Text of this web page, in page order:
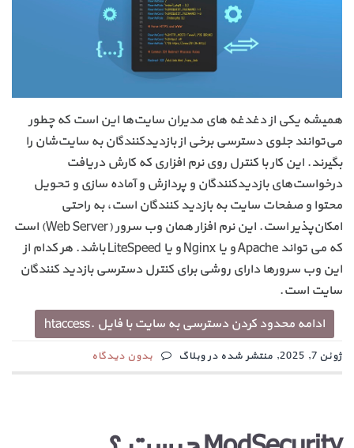
همیشه یکی از دغدغه های مدیران سایت‌ها این است که چطور
می‌توانند جلوی دسترسی برخی از بازدیدکنندگان به سایت‌شان را
بگیرند. این کار با کنترل روی نرم افزاری که کارش دریافت
درخواست‌های بازدیدکنندگان و پردازش و آماده سازی و تحویل
محتوا و صفحات سایت به بازدید کنندگان است، به راحتی
امکان‌پذیر است. این نرم افزار همان وب سرور (Web Server) است
که می تواند Apache و یا Nginx و یا LiteSpeed باشد. هر کدام از
این وب سرورها دارای روشی برای کنترل دسترسی بازدید کنندگان
سایت است.
ادامه محدود کردن دسترسی به سایت با فایل .htaccess
ژوئن 7, 2025, منتشر شده در وبلاگ بدون دیدگاه